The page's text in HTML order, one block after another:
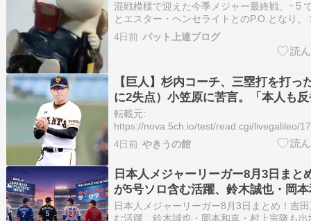
混戦模様で迎えた今季メジャー最終戦、ｰ５
とエスター・ヘンセライトとのP.O.となり、
もにパー。２ホール目に桑木はパー、ヘン
て決着しました。 ３位は１打差のヤーリミ
位は更に２打差でネリー・コルダとジーノ
4日前 パット上達ブログ
【巨人】杉内コーチ、三塁打を打っ
に2失点）小笠原に苦言。「本人も
う」
転載元:
https://nova.5ch.io/test/read.cgi/livegalileo/
転載元:https://hochi.news/articles/20190409-
OHT1T50071.html1: やきうの館 2026/08/
4日前 やきうの館
日本人メジャーリーガー8月3日まと
が5号ソロ含む活躍、鈴木誠也・岡
隆も出場
日本人メジャーリーガー8月3日まとめ！吉
む活躍、鈴木誠也・岡本和真・村上宗隆も